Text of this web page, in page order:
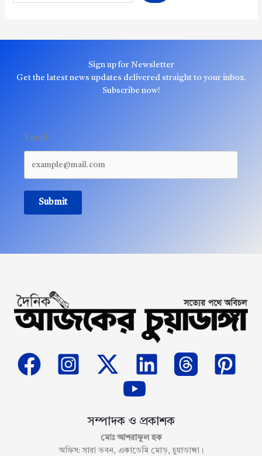
Sign up for Newsletter
Get the latest news updates delivered straight to your inbox.
Subscribe now!
Email
Submit
সম্পাদক ও প্রকাশক
মোঃ আশরাফুল হক
অফিস: সারা ভবন, একাডেমি মোড়, চুয়াডাঙ্গা।